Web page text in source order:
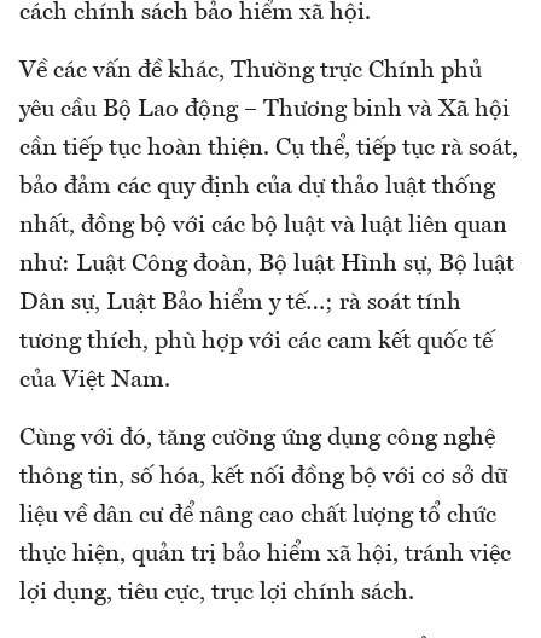
cách chính sách bảo hiểm xã hội.
Về các vấn đề khác, Thường trực Chính phủ
yêu cầu Bộ Lao động – Thương binh và Xã hội
cần tiếp tục hoàn thiện. Cụ thể, tiếp tục rà soát,
bảo đảm các quy định của dự thảo luật thống
nhất, đồng bộ với các bộ luật và luật liên quan
như: Luật Công đoàn, Bộ luật Hình sự, Bộ luật
Dân sự, Luật Bảo hiểm y tế…; rà soát tính
tương thích, phù hợp với các cam kết quốc tế
của Việt Nam.
Cùng với đó, tăng cường ứng dụng công nghệ
thông tin, số hóa, kết nối đồng bộ với cơ sở dữ
liệu về dân cư để nâng cao chất lượng tổ chức
thực hiện, quản trị bảo hiểm xã hội, tránh việc
lợi dụng, tiêu cực, trục lợi chính sách.